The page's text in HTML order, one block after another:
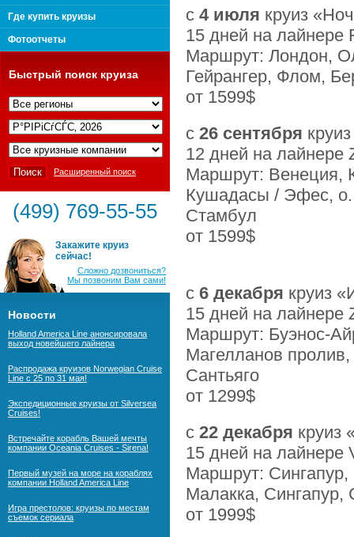
Интернешнл"
Где купить круизы
Фотоотчеты
Быстрый поиск круиза
Расширенный поиск
(499) 769-55-55
Закажите круиз
сейчас!
Сложно дозвониться?
Мы позвоним Вам сами!
Новости
Holland America Line анонсировала
выход новейшего лайнера
Распродажа круизов Norwegian Cruise
Line с 25 по 31 мая!
Экспедиционные круизы от Silversea
Cruises!
Встречайте корабль Вашей мечты
компании Oceania Cruises - Sirena!
Первый музей на море на кораблях
компании Holland America Line
Игра престолов: круизы по местам
съемок сериала
c 4 июля круиз
15 дней на лайнере
Маршрут: Лондон,
Гейрангер, Флом,
от 1599$
с 26 сентября
12 дней на лайнере
Маршрут: Венеция,
Кушадасы / Эфес, о.
Стамбул
от 1599$
с 6 декабря круиз
15 дней на лайнере
Маршрут: Буэнос-
Магелланов
Сантьяго
от 1299$
с 22 декабря круиз
15 дней на лайнере
Маршрут: Сингапур,
Малакка, Сингапур,
от 1999$